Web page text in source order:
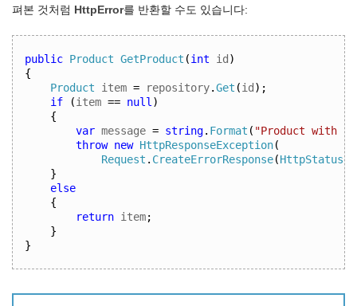
펴본 것처럼 HttpError를 반환할 수도 있습니다:
public Product GetProduct (int id )
{
Product item = repository.Get (id );
if
(item == null )
{
var message = string. Format ( "Product with
throw new HttpResponseException(
Request . CreateErrorResponse(
}
else
{
return item;
}
}